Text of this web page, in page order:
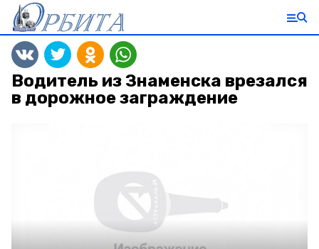
Водитель из Знаменска врезался
в дорожное заграждение